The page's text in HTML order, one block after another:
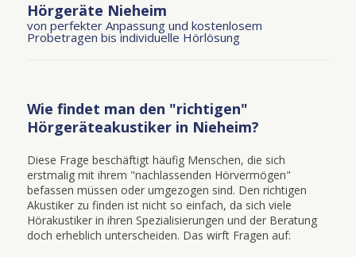
Hörgeräte Nieheim
von perfekter Anpassung und kostenlosem
Probetragen bis individuelle Hörlösung
Wie findet man den "richtigen"
Hörgeräteakustiker in Nieheim?
Diese Frage beschäftigt häufig Menschen, die sich
erstmalig mit ihrem "nachlassenden Hörvermögen"
befassen müssen oder umgezogen sind. Den richtigen
Akustiker zu finden ist nicht so einfach, da sich viele
Hörakustiker in ihren Spezialisierungen und der Beratung
doch erheblich unterscheiden. Das wirft Fragen auf: